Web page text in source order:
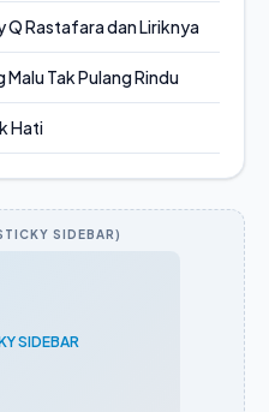
Rastafara dan Liriknya
Tak Pulang Rindu
Hati
SIDEBAR)
SIDEBAR